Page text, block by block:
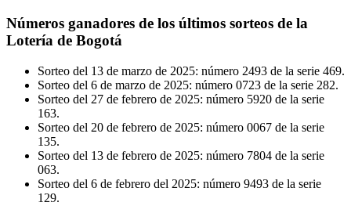
Números ganadores de los últimos sorteos de la
Lotería de Bogotá
Sorteo del 13 de marzo de 2025: número 2493 de la serie 469.
Sorteo del 6 de marzo de 2025: número 0723 de la serie 282.
Sorteo del 27 de febrero de 2025: número 5920 de la serie
163.
Sorteo del 20 de febrero de 2025: número 0067 de la serie
135.
Sorteo del 13 de febrero de 2025: número 7804 de la serie
063.
Sorteo del 6 de febrero del 2025: número 9493 de la serie
129.